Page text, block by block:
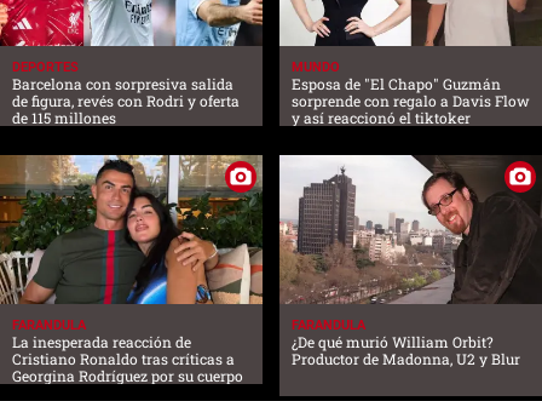
DEPORTES
Barcelona con sorpresiva salida
de figura, revés con Rodri y oferta
de 115 millones
MUNDO
Esposa de "El Chapo" Guzmán
sorprende con regalo a Davis Flow
y así reaccionó el tiktoker
FARANDULA
La inesperada reacción de
Cristiano Ronaldo tras críticas a
Georgina Rodríguez por su cuerpo
FARANDULA
¿De qué murió William Orbit?
Productor de Madonna, U2 y Blur